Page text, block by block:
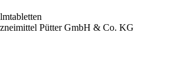
Pütter GmbH & Co. KG